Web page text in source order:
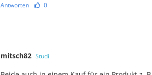
Antworten 0
mitsch82 Studi